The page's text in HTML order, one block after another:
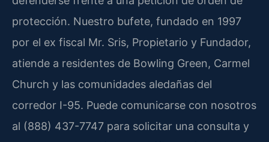
protección. Nuestro bufete, fundado en 1997
por el ex fiscal Mr. Sris, Propietario y Fundador,
atiende a residentes de Bowling Green, Carmel
Church y las comunidades aledañas del
corredor I-95. Puede comunicarse con nosotros
al (888) 437-7747 para solicitar una consulta y